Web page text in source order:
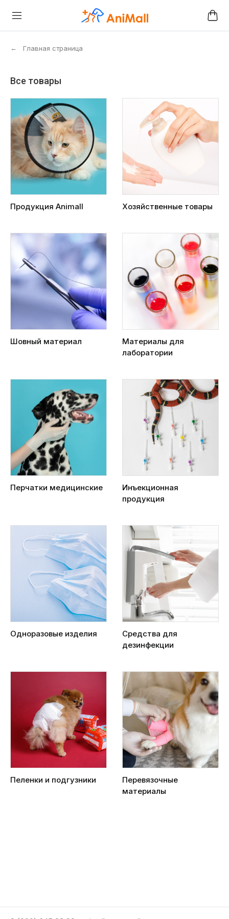
← Главная страница
Все товары
Продукция Animall Хозяйственные товары
Шовный материал
Материалы для
лаборатории
Перчатки медицинские
Инъекционная
продукция
Одноразовые изделия
Средства для
дезинфекции
Пеленки и подгузники
Перевязочные
материалы